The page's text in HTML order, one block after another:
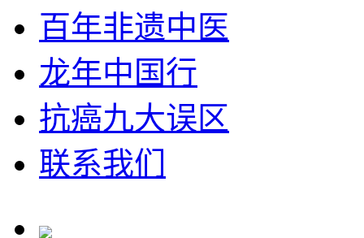
百年非遗中医
龙年中国行
抗癌九大误区
联系我们